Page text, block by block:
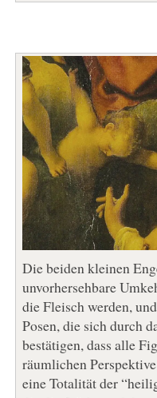
Die beiden kleinen
unvorhersehbare
die Fleisch werden,
Posen, die sich durch
bestätigen, dass alle
räumlichen
eine Totalität der